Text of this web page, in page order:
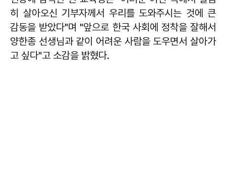
히 살아오신 기부자께서 우리를 도와주시는 것에 큰
감동을 받았다"며 "앞으로 한국 사회에 정착을 잘해서
양한종 선생님과 같이 어려운 사람을 도우면서 살아가
고 싶다"고 소감을 밝혔다.